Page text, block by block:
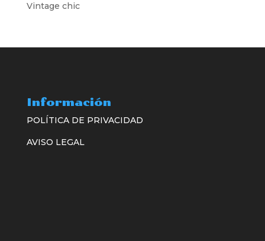
Vintage chic
Información
POLÍTICA DE PRIVACIDAD
AVISO LEGAL